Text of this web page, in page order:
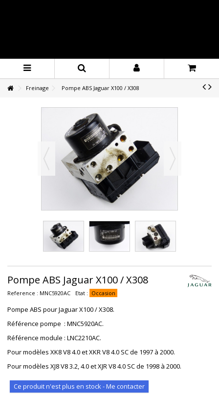
Freinage Pompe ABS Jaguar X100 / X308
Pompe ABS Jaguar X100 / X308
Reference : MNC5920AC Etat : Occasion
Pompe ABS pour Jaguar X100 / X308.
Référence pompe : MNC5920AC.
Référence module : LNC2210AC.
Pour modèles XK8 V8 4.0 et XKR V8 4.0 SC de 1997 à 2000.
Pour modèles XJ8 V8 3.2, 4.0 et XJR V8 4.0 SC de 1998 à 2000.
Ce produit n'est plus en stock - Me contacter